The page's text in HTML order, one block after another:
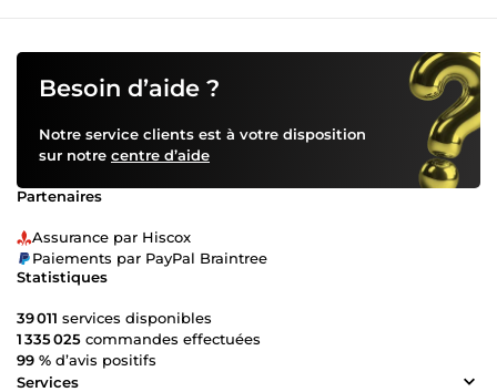
Besoin d’aide ?
Notre service clients est à votre disposition
sur notre centre d’aide
Partenaires
Assurance par Hiscox
Paiements par PayPal Braintree
Statistiques
39 011 services disponibles
1 335 025 commandes effectuées
99 % d’avis positifs
Services